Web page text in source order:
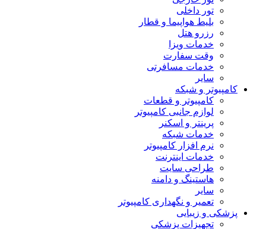
تور داخلی
بلیط هواپیما و قطار
رزرو هتل
خدمات ویزا
وقت سفارت
خدمات مسافرتی
سایر
کامپیوتر و شبکه
کامپیوتر و قطعات
لوازم جانبی کامپیوتر
پرینتر و اسکنر
خدمات شبکه
نرم افزار کامپیوتر
خدمات اینترنت
طراحی سایت
هاستینگ و دامنه
سایر
تعمیر و نگهداری کامپیوتر
پزشکی و زیبایی
تجهیزات پزشکی